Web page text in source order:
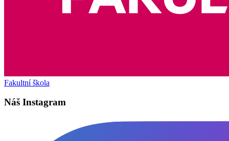
Fakultní škola
Náš Instagram